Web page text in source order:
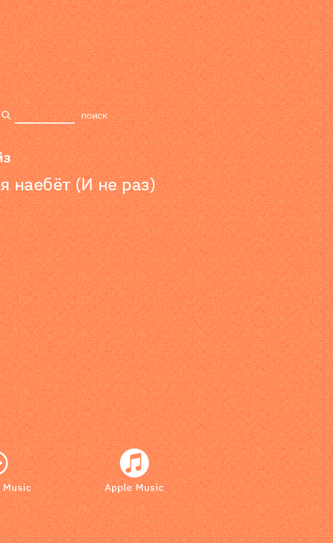
релизы
лейбл
поиск
наебёт (И не раз)
Music Apple Music